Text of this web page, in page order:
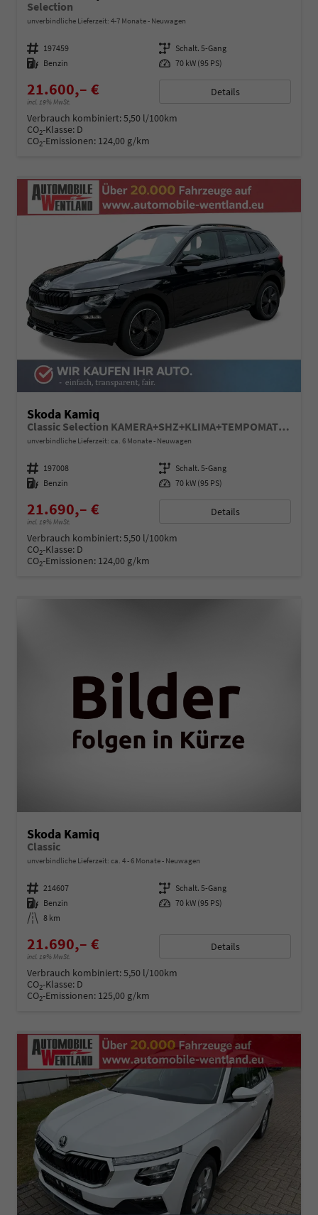
Selection
unverbindliche Lieferzeit: 4-7 Monate Neuwagen
Fahrzeugnummer 197459 Getriebe Schalt. 5-Gang
Kraftstoff Benzin Leistung 70 kW (95 PS)
21.600,– €
incl. 19% MwSt.
Details
Verbrauch kombiniert:5,50 l/100km
CO2-Klasse: D
CO2-Emissionen: 124,00 g/km
Skoda Kamiq
Classic Selection KAMERA+SHZ+KLIMA+TEMPOMAT+LED+16" LM
unverbindliche Lieferzeit: ca. 6 Monate Neuwagen
Fahrzeugnummer 197008 Getriebe Schalt. 5-Gang
Kraftstoff Benzin Leistung 70 kW (95 PS)
21.690,– €
incl. 19% MwSt.
Details
Verbrauch kombiniert:5,50 l/100km
CO2-Klasse: D
CO2-Emissionen: 124,00 g/km
Skoda Kamiq
Classic
unverbindliche Lieferzeit: ca. 4 - 6 Monate Neuwagen
Fahrzeugnummer 214607 Getriebe Schalt. 5-Gang
Kraftstoff Benzin Leistung 70 kW (95 PS)
Kilometerstand 8 km
21.690,– €
incl. 19% MwSt.
Details
Verbrauch kombiniert:5,50 l/100km
CO2-Klasse: D
CO2-Emissionen: 125,00 g/km